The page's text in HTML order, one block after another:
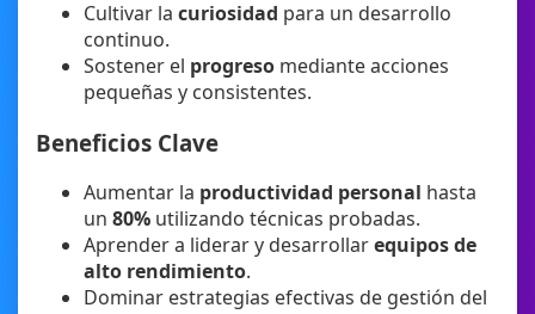
Cultivar la curiosidad para un desarrollo
continuo.
Sostener el progreso mediante acciones
pequeñas y consistentes.
Beneficios Clave
Aumentar la productividad personal hasta
un 80% utilizando técnicas probadas.
Aprender a liderar y desarrollarequipos de
alto rendimiento.
Dominar estrategias efectivas de gestión del